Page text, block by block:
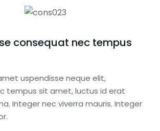
consequat nec tempus
uspendisse neque elit,
tempus sit amet, luctus id erat
Integer nec viverra mauris. Integer